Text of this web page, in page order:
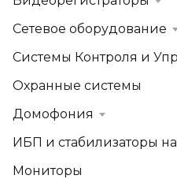
Сетевое оборудование
Системы Контроля и
Охранные системы
Домофония
ИБП и стабилизаторы
Мониторы